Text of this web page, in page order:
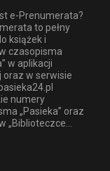
e-Prenumerata?
to pełny
książek i
czasopisma
w aplikacji
oraz w serwisie
numery
„Pasieka” oraz
„Biblioteczce...